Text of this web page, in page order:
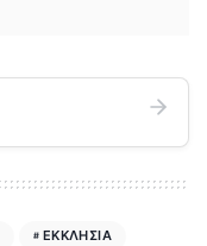
ΕΚΚΛΗΣΙΑ